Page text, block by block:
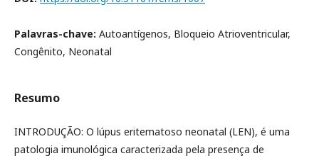
Palavras-chave: Autoantígenos, Bloqueio Atrioventricular,
Congênito, Neonatal
Resumo
INTRODUÇÃO: O lúpus eritematoso neonatal (LEN), é uma
patologia imunológica caracterizada pela presença de